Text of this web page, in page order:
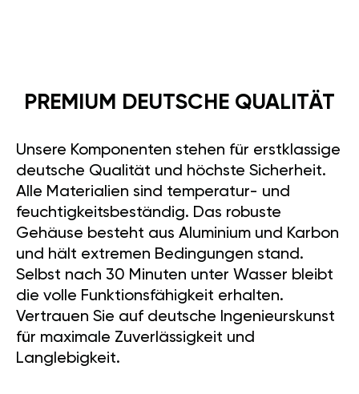
PREMIUM DEUTSCHE QUALITÄT
Unsere Komponenten stehen für erstklassige
deutsche Qualität und höchste Sicherheit.
Alle Materialien sind temperatur- und
feuchtigkeitsbeständig. Das robuste
Gehäuse besteht aus Aluminium und Karbon
und hält extremen Bedingungen stand.
Selbst nach 30 Minuten unter Wasser bleibt
die volle Funktionsfähigkeit erhalten.
Vertrauen Sie auf deutsche Ingenieurskunst
für maximale Zuverlässigkeit und
Langlebigkeit.